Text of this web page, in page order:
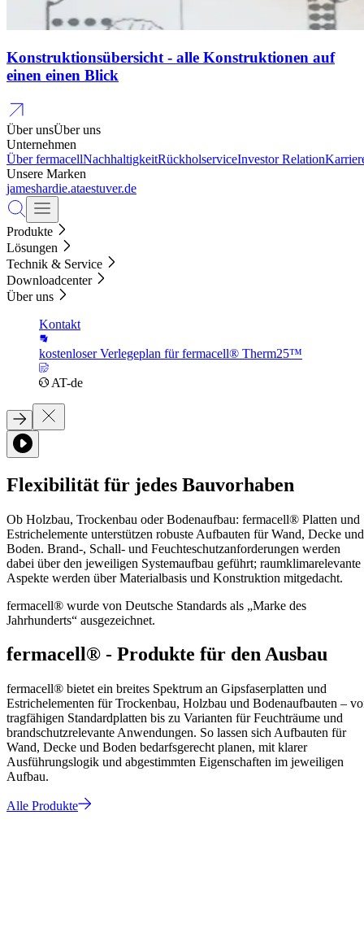
Konstruktionsübersicht - alle Konstruktionen auf
einen einen Blick
Über unsÜber uns
Unternehmen
Über fermacellNachhaltigkeitRückholserviceInvestor Relation
Unsere Marken
jameshardie.ataestuver.de
Produkte
Lösungen
Technik & Service
Downloadcenter
Über uns
Kontakt
kostenloser Verlegeplan für fermacell® Therm25™
AT-de
Flexibilität für jedes Bauvorhaben
Ob Holzbau, Trockenbau oder Bodenaufbau: fermacell® Platten und
Estrichelemente unterstützen robuste Aufbauten für Wand, Decke und
Boden. Brand-, Schall- und Feuchteschutzanforderungen werden
dabei über den jeweiligen Systemaufbau geführt; raumklimarelevante
Aspekte werden über Materialbasis und Konstruktion mitgedacht.
fermacell® wurde von Deutsche Standards als „Marke des
Jahrhunderts“ ausgezeichnet.
fermacell® - Produkte für den Ausbau
fermacell® bietet ein breites Spektrum an Gipsfaserplatten und
Estrichelementen für Trockenbau, Holzbau und Bodenaufbauten –
tragfähigen Standardplatten bis zu Varianten für Feuchträume und
brandschutzrelevante Anwendungen. So lassen sich Aufbauten für
Wand, Decke und Boden bedarfsgerecht planen, mit klarer
Ausführungslogik und abgestimmten Eigenschaften im jeweiligen
Aufbau.
Alle Produkte